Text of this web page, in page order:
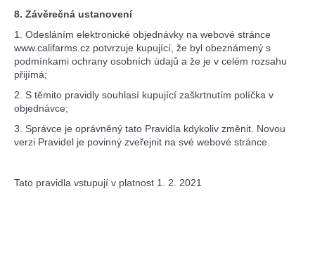
8. Závěrečná ustanovení
1. Odesláním elektronické objednávky na webové stránce
www.califarms.cz potvrzuje kupující, že byl obeznámený s
podmínkami ochrany osobních údajů a že je v celém rozsahu
přijímá;
2. S těmito pravidly souhlasí kupující zaškrtnutím políčka v
objednávce;
3. Správce je oprávněný tato Pravidla kdykoliv změnit. Novou
verzi Pravidel je povinný zveřejnit na své webové stránce.
Tato pravidla vstupují v platnost 1. 2. 2021